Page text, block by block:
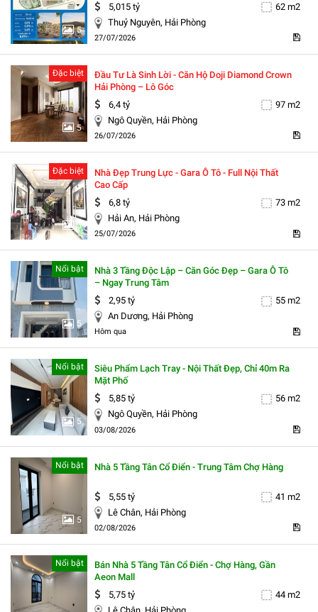
5
5,015 tỷ
62 m2
Thuỷ Nguyên, Hải Phòng
27/07/2026
5
Đặc biệt
Đầu Tư Là Sinh Lời - Căn Hộ Doji Diamond Crown
Hải Phòng – Lô Góc
6,4 tỷ
97 m2
Ngô Quyền, Hải Phòng
26/07/2026
5
Đặc biệt
Nhà Đẹp Trung Lực - Gara Ô Tô - Full Nội Thất
Cao Cấp
6,8 tỷ
73 m2
Hải An, Hải Phòng
25/07/2026
5
Nổi bật
Nhà 3 Tầng Độc Lập – Căn Góc Đẹp – Gara Ô Tô
– Ngay Trung Tâm
2,95 tỷ
55 m2
An Dương, Hải Phòng
Hôm qua
5
Nổi bật
Siêu Phẩm Lạch Tray - Nội Thất Đẹp, Chỉ 40m Ra
Mặt Phố
5,85 tỷ
56 m2
Ngô Quyền, Hải Phòng
03/08/2026
5
Nổi bật Nhà 5 Tầng Tân Cổ Điển - Trung Tâm Chợ Hàng
5,55 tỷ
41 m2
Lê Chân, Hải Phòng
02/08/2026
Nổi bật
Bán Nhà 5 Tầng Tân Cổ Điển - Chợ Hàng, Gần
Aeon Mall
5,75 tỷ
44 m2